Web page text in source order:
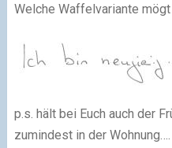
Welche Waffelvariante mögt
p.s. hält bei Euch auch der
zumindest in der